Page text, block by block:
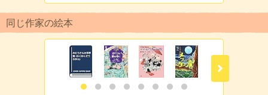
同じ作家の絵本